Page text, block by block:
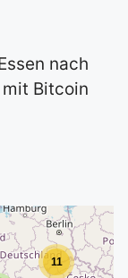
nach
Bitcoin
11